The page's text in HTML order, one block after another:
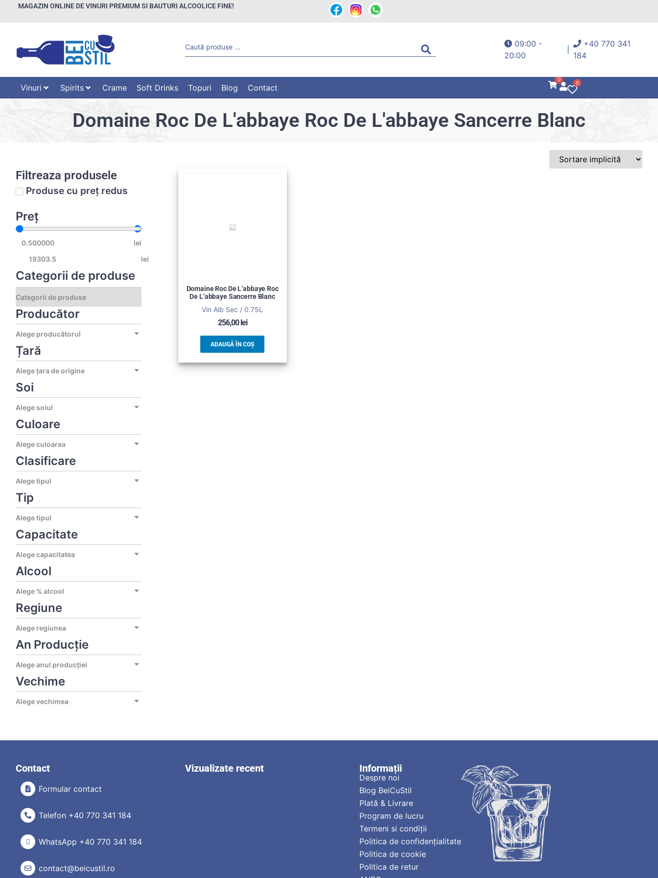
MAGAZIN ONLINE DE VINURI PREMIUM SI BAUTURI ALCOOLICE FINE!
09:00 -
20:00
+40 770 341
184
Vinuri Spirits Crame Soft Drinks Topuri Blog Contact
0
0
Domaine Roc De L'abbaye Roc De L'abbaye Sancerre Blanc
Filtreaza produsele
Produse cu preț redus
Preț
lei
lei
Categorii de produse
Producător
Alege producătorul
Țară
Alege țara de origine
Soi
Alege soiul
Culoare
Alege culoarea
Clasificare
Alege tipul
Tip
Alege tipul
Capacitate
Alege capacitatea
Alcool
Alege % alcool
Regiune
Alege regiunea
An Producție
Alege anul producției
Vechime
Alege vechimea
Domaine Roc De L’abbaye Roc
De L’abbaye Sancerre Blanc
Vin Alb Sec / 0.75L
256,00lei
ADAUGĂ ÎN COȘ
Contact
Formular contact
Telefon +40 770 341 184
WhatsApp +40 770 341 184
contact@beicustil.ro
Vizualizate recent Informații
Despre noi
Blog BeiCuStil
Plată & Livrare
Program de lucru
Termeni si condiții
Politica de confidențialitate
Politica de cookie
Politica de retur